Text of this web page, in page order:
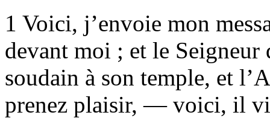
1 Voici, j’envoie mon
devant moi ; et le Seigneur
soudain à son temple, et
prenez plaisir, — voici, il